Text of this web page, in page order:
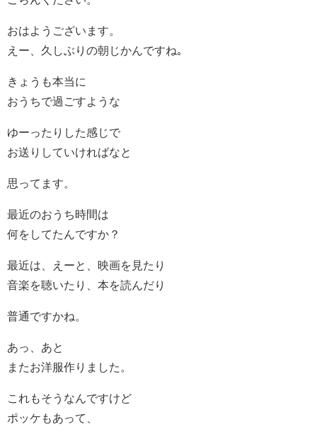
おはようございます。
えー、久しぶりの朝じかんですね｡
きょうも本当に
おうちで過ごすような
ゆーったりした感じで
お送りしていければなと
思ってます。
最近のおうち時間は
何をしてたんですか？
最近は、えーと、映画を見たり
音楽を聴いたり、本を読んだり
普通ですかね。
あっ、あと
またお洋服作りました。
これもそうなんですけど
ポッケもあって、